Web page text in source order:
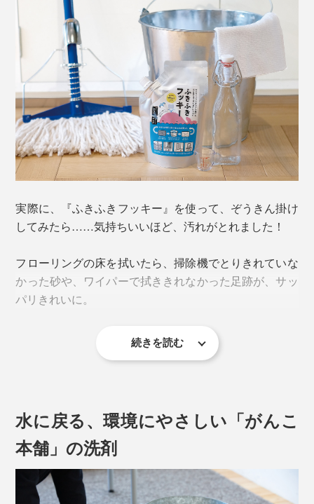
ぞうきん掛けって、掃除機やワイパーが入れない場所ま
で手が届くから、実は、掃除に欠かせませんが、
「すぐ、ぞうきんが真っ黒になって、洗っても落ちな
い。真っ黒なぞうきんで、汚れがとれているのか、よく
わからない」
も水を替えるのがめんどう」
「床用、窓ガラス用と、ぞうきんも、洗剤も、分けない
なんて、不満がありませんか？私は、不満だらけでした
(笑)
そんな不満をすべて『ふきふきフッキー』が解決！家中
を拭ける、掃除用洗剤です。
実際に、『ふきふきフッキー』を使って、ぞうきん掛け
してみたら……気持ちいいほど、汚れがとれました！
フローリングの床を拭いたら、掃除機でとりきれていな
かった砂や、ワイパーで拭ききれなかった足跡が、サッ
パリきれいに。
続きを読む
水に戻る、環境にやさしい「がんこ
本舗」の洗剤